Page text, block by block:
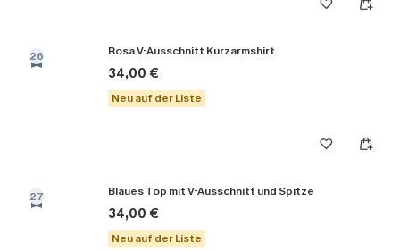
26 Rosa V-Ausschnitt Kurzarmshirt
34,00 €
Neu auf der Liste
27 Blaues Top mit V-Ausschnitt und Spitze
34,00 €
Neu auf der Liste